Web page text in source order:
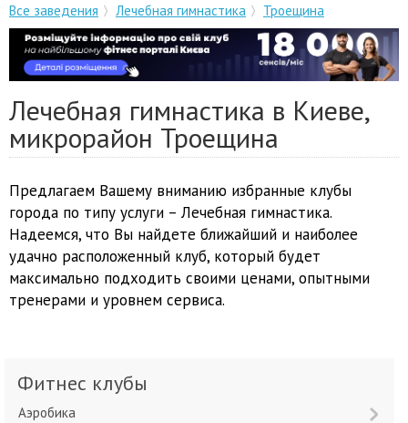
Все заведения Лечебная гимнастика Троещина
Лечебная гимнастика в Киеве,
микрорайон Троещина
Предлагаем Вашему вниманию избранные клубы
города по типу услуги – Лечебная гимнастика.
Надеемся, что Вы найдете ближайший и наиболее
удачно расположенный клуб, который будет
максимально подходить своими ценами, опытными
тренерами и уровнем сервиса.
Фитнес клубы
Аэробика